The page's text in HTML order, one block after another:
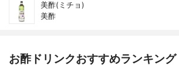
美酢(ミチョ)
美酢
お酢ドリンクおすすめランキング